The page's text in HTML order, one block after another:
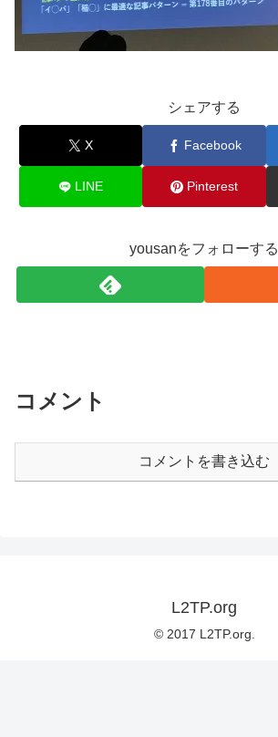
シェアする
X Facebook
LINE Pinterest
yousanをフォローする
コメント
コメントを書き込む
L2TP.org
© 2017 L2TP.org.